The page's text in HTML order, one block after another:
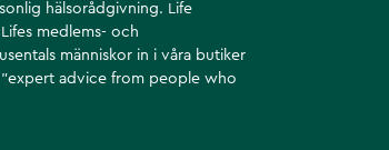
hälsorådgivning. Life
medlems- och
människor in i våra butiker
advice from people who